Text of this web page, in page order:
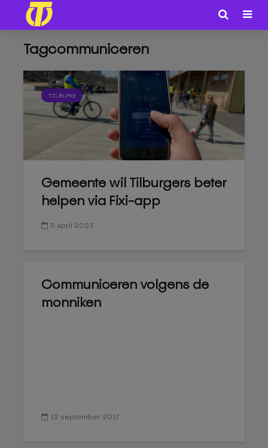
Tagcommuniceren
TILBURG
Gemeente wil Tilburgers beter
helpen via Fixi-app
5 april 2023
Communiceren volgens de
monniken
12 september 2017